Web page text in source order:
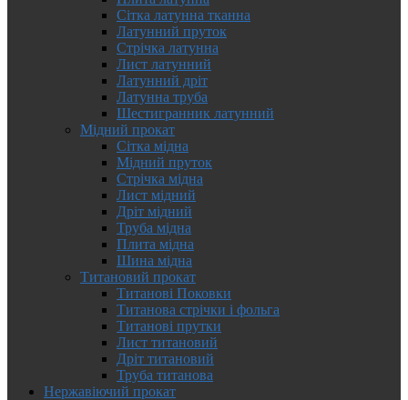
Сітка латунна тканна
Латунний пруток
Стрічка латунна
Лист латунний
Латунний дріт
Латунна труба
Шестигранник латунний
Мідний прокат
Сітка мідна
Мідний пруток
Стрічка мідна
Лист мідний
Дріт мідний
Труба мідна
Плита мідна
Шина мідна
Титановий прокат
Титанові Поковки
Титанова стрічки і фольга
Титанові прутки
Лист титановий
Дріт титановий
Труба титанова
Нержавіючий прокат